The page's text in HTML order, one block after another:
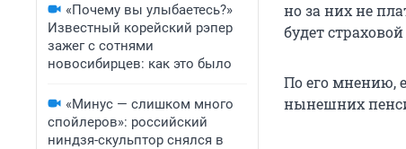
«Почему вы улыбаетесь?»
Известный корейский рэпер
зажег с сотнями
новосибирцев: как это было
«Минус — слишком много
спойлеров»: российский
ниндзя-скульптор снялся в
но за них не
будет
По его мнению,
нынешних